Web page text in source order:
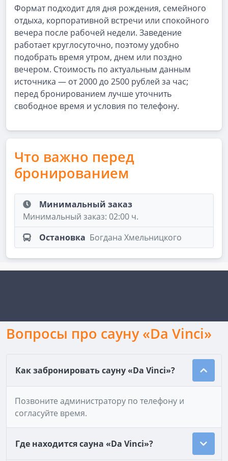
Формат подходит для дня рождения, семейного
отдыха, корпоративной встречи или спокойного
вечера после рабочей недели. Заведение
работает круглосуточно, поэтому удобно
подобрать время утром, днем или поздно
вечером. Стоимость по актуальным данным
источника — от 2000 до 2500 рублей за час;
перед бронированием лучше уточнить
свободное время и условия по телефону.
Что важно перед
бронированием
Минимальный заказ
Минимальный заказ: 02:00 ч.
Остановка Богдана Хмельницкого
Вопросы про сауну «Da Vinci»
Как забронировать сауну «Da Vinci»?
Позвоните администратору по телефону и
согласуйте время.
Где находится сауна «Da Vinci»?